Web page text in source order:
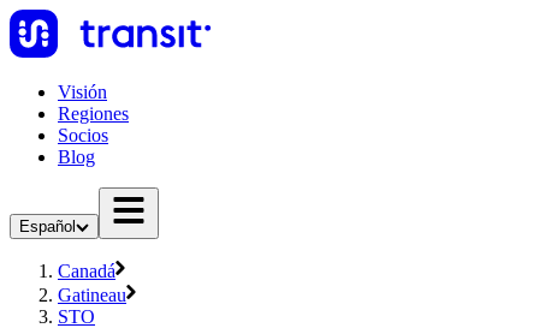
Visión
Regiones
Socios
Blog
Español
Canadá
Gatineau
STO